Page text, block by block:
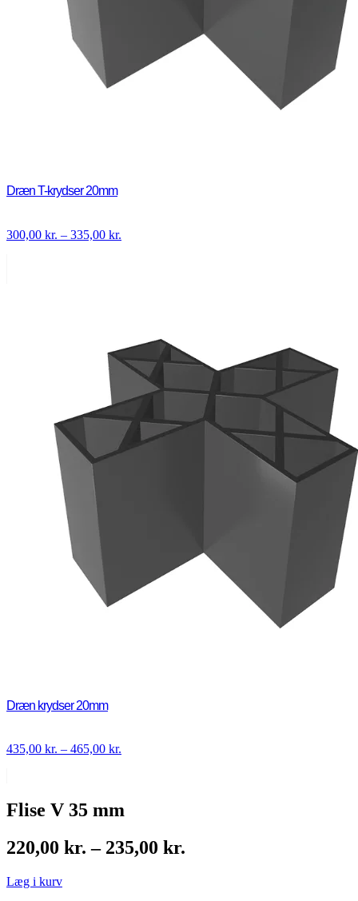
Dræn T-krydser 20mm
300,00 kr. – 335,00 kr.
Dræn krydser 20mm
435,00 kr. – 465,00 kr.
Flise V 35 mm
220,00 kr. – 235,00 kr.
Læg i kurv